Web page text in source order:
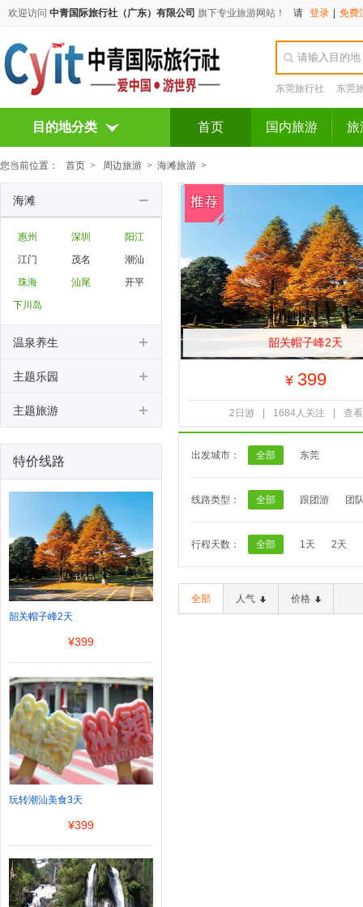
欢迎访问 中青国际旅行社（广东）有限公司 旗下专业旅游网站！ 请 登录 免费
东莞旅行社 东莞
目的地分类 首页 国内旅游 旅
您当前位置： 首页 > 周边旅游 > 海滩旅游 >
韶关帽子峰2天
¥ 399
2日游 1684人关注 查
出发城市： 全部 东莞
线路类型： 全部 跟团游 团
行程天数： 全部 1天 2天
全部 人气 价格
海滩
惠州 深圳
阳江
江门
茂名
潮汕
珠海
汕尾
开平
下川岛
温泉养生
主题乐园
主题旅游
特价线路
韶关帽子峰2天
¥399
玩转潮汕美食3天
¥399